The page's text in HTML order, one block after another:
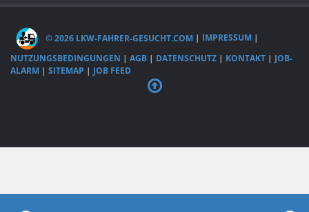
© 2026 LKW-FAHRER-GESUCHT.COM | IMPRESSUM |
NUTZUNGSBEDINGUNGEN | AGB | DATENSCHUTZ | KONTAKT | JOB-
ALARM | SITEMAP | JOB FEED